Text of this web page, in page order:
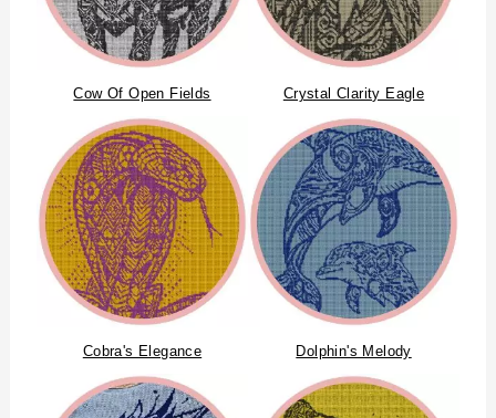
Cow Of Open Fields Crystal Clarity Eagle
Cobra's Elegance Dolphin's Melody